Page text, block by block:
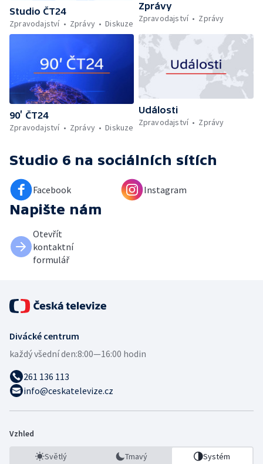
Studio ČT24
Zpravodajství
Zprávy Diskuze
Zprávy
Zpravodajství
Zprávy
90’ ČT24
Zpravodajství
Zprávy Diskuze
Události
Zpravodajství
Zprávy
Studio 6 na sociálních sítích
Facebook Instagram
Napište nám
Otevřít
kontaktní
formulář
Divácké centrum
každý všední den:8:00—16:00 hodin
261 136 113
info@ceskatelevize.cz
Vzhled
Světlý Tmavý Systém